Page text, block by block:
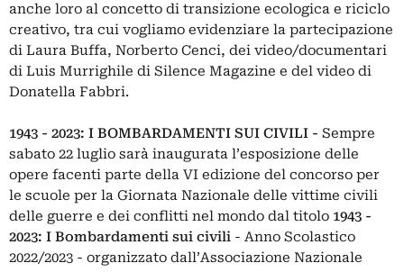
anche loro al concetto di transizione ecologica e riciclo
creativo, tra cui vogliamo evidenziare la partecipazione
di Laura Buffa, Norberto Cenci, dei video/documentari
di Luis Murrighile di Silence Magazine e del video di
Donatella Fabbri.
1943 - 2023: I BOMBARDAMENTI SUI CIVILI - Sempre
sabato 22 luglio sarà inaugurata l’esposizione delle
opere facenti parte della VI edizione del concorso per
le scuole per la Giornata Nazionale delle vittime civili
delle guerre e dei conflitti nel mondo dal titolo 1943 -
2023: I Bombardamenti sui civili - Anno Scolastico
2022/2023 - organizzato dall’Associazione Nazionale